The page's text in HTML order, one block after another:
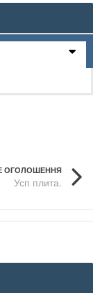
ОГОЛОШЕННЯ
Усп плита.